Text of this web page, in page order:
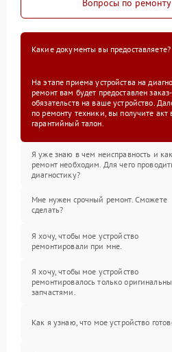
Вопросы по
Какие документы вы предоставляете?
На этапе приема устройства на
ремонт вам будет предоставлен
обязательств на ваше устройство.
по ремонту техники, вы получите
гарантийный талон.
Я уже знаю в чем неисправность и
ремонт необходим. Для чего
диагностику?
Мне нужен срочный ремонт. Сможете
сделать?
Я хочу, чтобы мое устройство
ремонтировали при мне.
Я хочу, чтобы мое устройство
ремонтировалось только
запчастями.
Как я узнаю, что мое устройство